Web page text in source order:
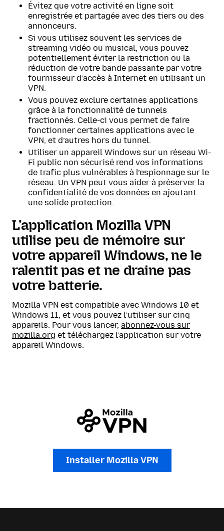
Évitez que votre activité en ligne soit
enregistrée et partagée avec des tiers ou des
annonceurs.
Si vous utilisez souvent les services de
streaming vidéo ou musical, vous pouvez
potentiellement éviter la restriction ou la
réduction de votre bande passante par votre
fournisseur d’accès à Internet en utilisant un
VPN.
Vous pouvez exclure certaines applications
grâce à la fonctionnalité de tunnels
fractionnés. Celle-ci vous permet de faire
fonctionner certaines applications avec le
VPN, et d’autres hors du tunnel.
Utiliser un appareil Windows sur un réseau Wi-
Fi public non sécurisé rend vos informations
de trafic plus vulnérables à l’espionnage sur le
réseau. Un VPN peut vous aider à préserver la
confidentialité de vos données en ajoutant
une solide protection.
L’application Mozilla VPN
utilise peu de mémoire sur
votre appareil Windows, ne le
ralentit pas et ne draine pas
votre batterie.
Mozilla VPN est compatible avec Windows 10 et
Windows 11, et vous pouvez l’utiliser sur cinq
appareils. Pour vous lancer, abonnez-vous sur
mozilla.org et téléchargez l’application sur votre
appareil Windows.
Installer Mozilla VPN